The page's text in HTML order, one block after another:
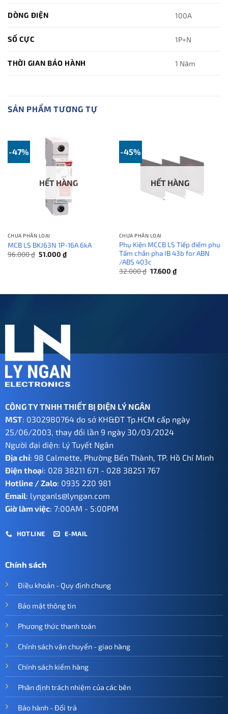
DÒNG ĐIỆN 100A
SỐ CỰC 1P+N
THỜI GIAN BẢO HÀNH 1 Năm
SẢN PHẨM TƯƠNG TỰ
-47%
HẾT HÀNG
CHƯA PHÂN LOẠI
MCB LS BKJ63N 1P-16A 6kA
96.000₫ Giá
gốc
51.000 ₫Giá
hiện
-45%
HẾT HÀNG
CHƯA PHÂN LOẠI
Phụ Kiện MCCB LS Tiếp điểm phụ
Tấm chắn pha IB 43b for ABN
/ABS 403c
32.000₫ Giá
gốc
17.600 ₫Giá
hiện
17.600 ₫.
CÔNG TY TNHH THIẾT BỊ ĐIỆN LÝ NGÂN
MST: 0302980764 do sở KH&ĐT Tp.HCM cấp ngày
25/06/2003, thay đổi lần 9 ngày 30/03/2024
Người đại diện: Lý Tuyết Ngân
Địa chỉ: 98 Calmette, Phường Bến Thành, TP. Hồ Chí Minh
Điện thoại: 028 38211 671 - 028 38251 767
Hotline / Zalo: 0935 220 981
Email: lynganls@lyngan.com
Giờ làm việc: 7:00AM - 5:00PM
HOTLINE E-MAIL
Chính sách
Điều khoản - Quy định chung
Bảo mật thông tin
Phương thức thanh toán
Chính sách vận chuyển - giao hàng
Chính sách kiểm hàng
Phân định trách nhiệm của các bên
Bảo hành - Đổi trả